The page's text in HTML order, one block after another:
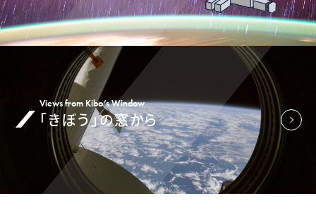
Views from Kibo’s Window
「きぼう」の窓から